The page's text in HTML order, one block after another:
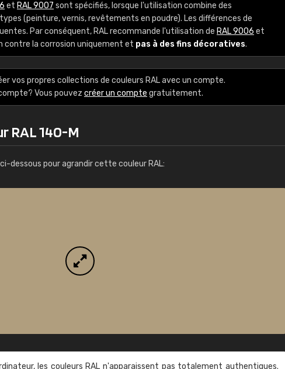
et RAL 9007 sont spécifiés, lorsque l'utilisation combine des
(peinture, vernis, revêtements en poudre). Les différences de
Par conséquent, RAL recommande l'utilisation de RAL 9006 et
contre la corrosion uniquement et pas à des fins décoratives.
vos propres collections de couleurs RAL avec un compte.
Vous pouvez créer un compte gratuitement.
RAL 140-M
dessous pour agrandir cette couleur RAL:
les couleurs RAL n'apparaissent pas totalement authentiques.
Guillaume Euvrard
"Le site ne permet pas de voir clairement
sont les produits disponibles. Il y a plusieurs
palettes de couleurs: Classic, Design, etc.
comprend pas qui est quoi. La livraison
bien passé et le produit reçu me convient."